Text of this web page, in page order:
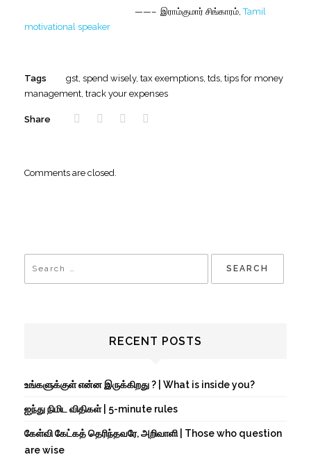
——– இராம்குமார் சிங்காரம்,Tamil
motivational speaker
Tags gst spend wisely, tax exemptions tds tips for money
management track your expenses
Share
Comments are closed.
RECENT POSTS
உங்களுக்குள் என்ன இருக்கிறது ? | What is inside you?
ஐந்து நிமிட விதிகள் | 5-minute rules
கேள்வி கேட்கத் தெரிந்தவரே, அறிவாளி | Those who question
are wise